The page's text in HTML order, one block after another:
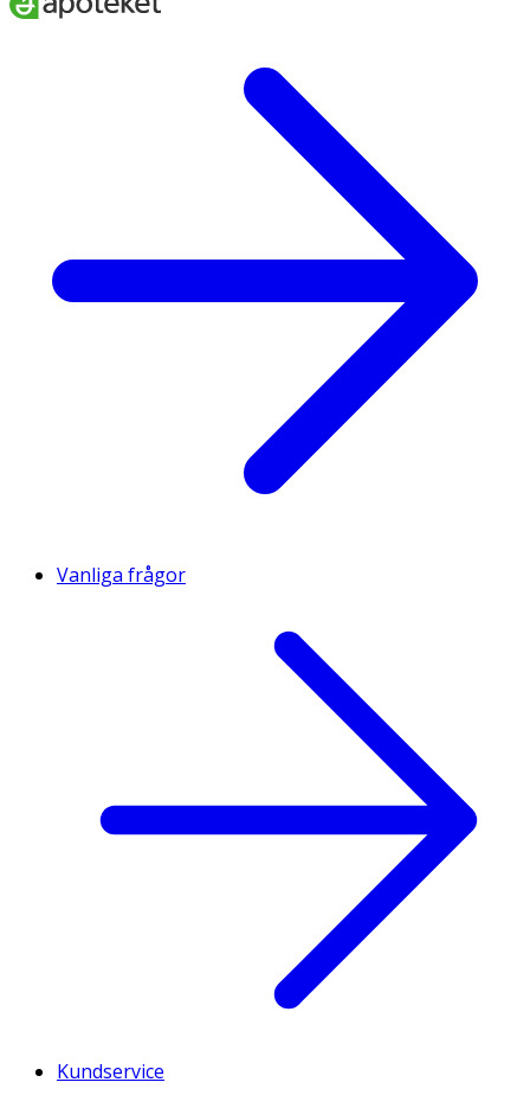
Vanliga frågor
Kundservice